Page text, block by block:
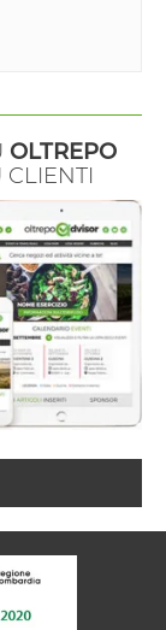
OLTREPO
CLIENTI